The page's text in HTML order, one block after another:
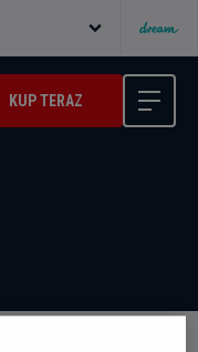
KUP TERAZ